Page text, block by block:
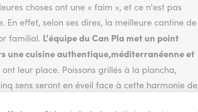
choses ont une « faim », et ce n'est pas
En effet, selon ses dires, la meilleure cantine de
familial. L'équipe du Can Pla met un point
une cuisine authentique,méditerranéenne et
leur place. Poissons grillés à la plancha,
sens seront en éveil face à cette harmonie de
convivialité et de partage à déguster sans